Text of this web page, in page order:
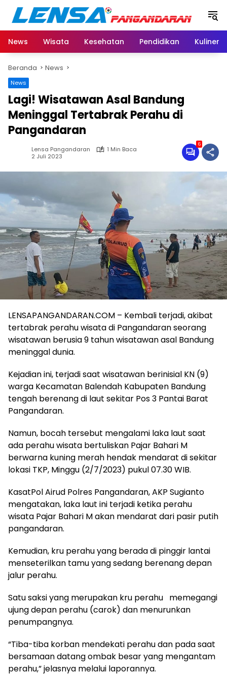
Langsung
konten
News
Wisata Kesehatan Pendidikan Kuliner
Beranda News
News
Lagi! Wisatawan Asal Bandung
Meninggal Tertabrak Perahu di
Pangandaran
Lensa Pangandaran
1 Min Baca
2 Juli 2023
6
LENSAPANGANDARAN.COM – Kembali terjadi, akibat
tertabrak perahu wisata di Pangandaran seorang
wisatawan berusia 9 tahun wisatawan asal Bandung
meninggal dunia.
Kejadian ini, terjadi saat wisatawan berinisial KN (9)
warga Kecamatan Balendah Kabupaten Bandung
tengah berenang di laut sekitar Pos 3 Pantai Barat
Pangandaran.
Namun, bocah tersebut mengalami laka laut saat
ada perahu wisata bertuliskan Pajar Bahari M
berwarna kuning merah hendak mendarat di sekitar
lokasi TKP, Minggu (2/7/2023) pukul 07.30 WIB.
KasatPol Airud Polres Pangandaran, AKP Sugianto
mengatakan, laka laut ini terjadi ketika perahu
wisata Pajar Bahari M akan mendarat dari pasir putih
pangandaran.
Kemudian, kru perahu yang berada di pinggir lantai
menseterilkan tamu yang sedang berenang depan
jalur perahu.
Satu saksi yang merupakan kru perahu memegangi
ujung depan perahu (carok) dan menurunkan
penumpangnya.
“Tiba-tiba korban mendekati perahu dan pada saat
bersamaan datang ombak besar yang mengantam
perahu,” jelasnya melalui laporannya.